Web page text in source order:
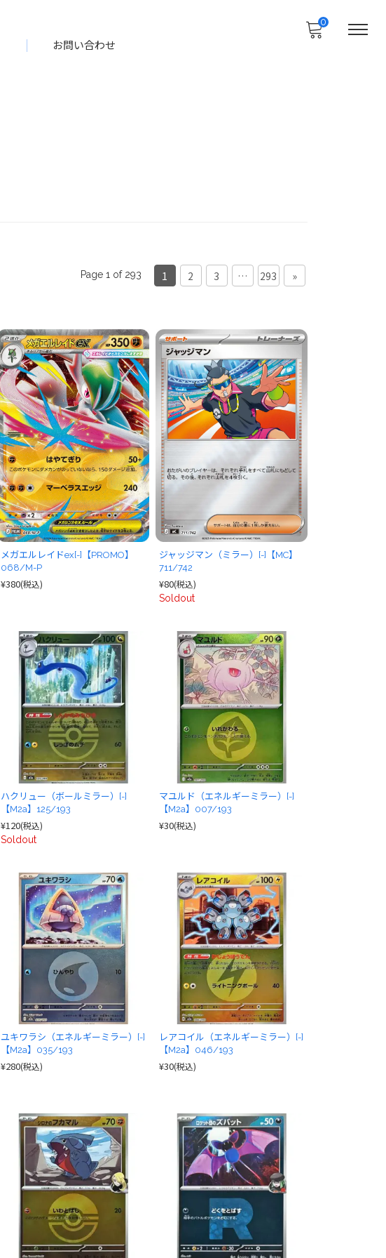
お問い合わせ
0
Page 1 of 293 1 2 3 … 293 »
メガエルレイドex[-]【PROMO】
068/M-P
¥380(税込)
ジャッジマン（ミラー）[-]【MC】
711/742
¥80(税込)
Soldout
ハクリュー（ボールミラー）[-]
【M2a】125/193
¥120(税込)
Soldout
マユルド（エネルギーミラー）[-]
【M2a】007/193
¥30(税込)
ユキワラシ（エネルギーミラー）[-]
【M2a】035/193
¥280(税込)
レアコイル（エネルギーミラー）[-]
【M2a】046/193
¥30(税込)